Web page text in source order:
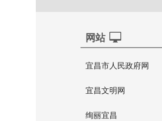
网站
宜昌市人民政府网
宜昌文明网
绚丽宜昌